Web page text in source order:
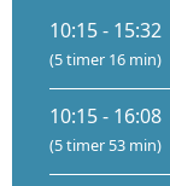
10:15 - 15:32
(5 timer 16 min)
10:15 - 16:08
(5 timer 53 min)